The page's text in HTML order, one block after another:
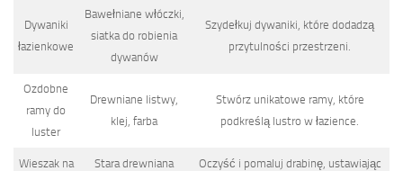
Dywaniki
łazienkowe
Bawełniane włóczki,
siatka do robienia
dywanów
Szydełkuj dywaniki, które dodadzą
przytulności przestrzeni.
Ozdobne
ramy do
luster
Drewniane listwy,
klej, farba
Stwórz unikatowe ramy, które
podkreślą lustro w łazience.
Wieszak na
Stara drewniana
Oczyść i pomaluj drabinę, ustawiając